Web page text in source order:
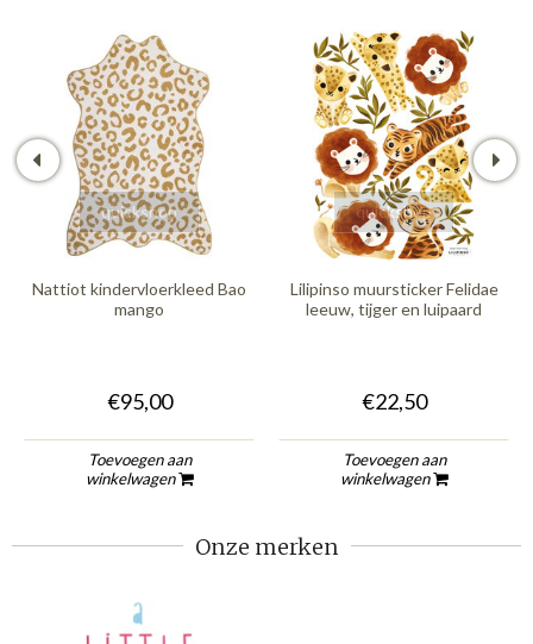
quickshop
Nattiot kindervloerkleed Bao
mango
€95,00
Toevoegen aan
winkelwagen
quickshop
Lilipinso muursticker Felidae
leeuw, tijger en luipaard
€22,50
Toevoegen aan
winkelwagen
Onze merken